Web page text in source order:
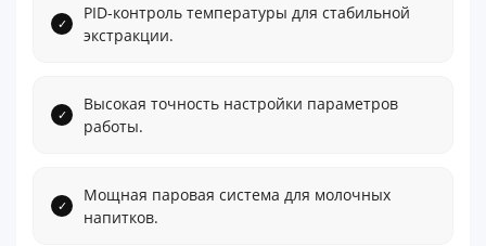
PID-контроль температуры для стабильной
экстракции.
Высокая точность настройки параметров
работы.
Мощная паровая система для молочных
напитков.